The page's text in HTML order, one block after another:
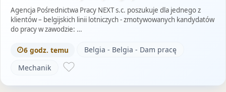
Agencja Pośrednictwa Pracy NEXT s.c. poszukuje dla jednego z
klientów – belgijskich linii lotniczych - zmotywowanych kandydatów
do pracy w zawodzie: …
6 godz. temu
Belgia - Belgia - Dam pracę
Mechanik